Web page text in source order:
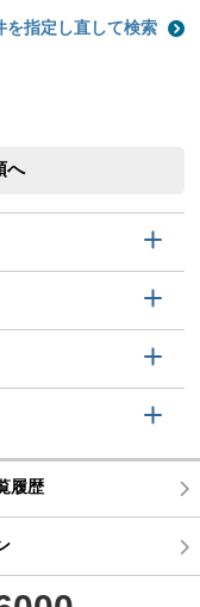
を指定し直して検索
へ
履歴